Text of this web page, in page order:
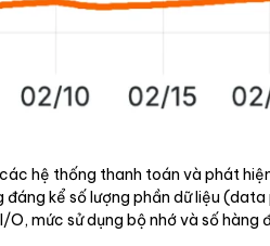
hệ thống thanh toán và phát
kể số lượng phần dữ liệu
mức sử dụng bộ nhớ và số